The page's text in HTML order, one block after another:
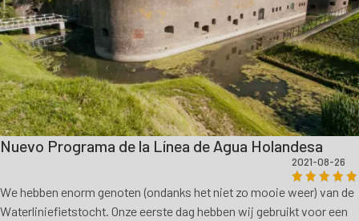
Nuevo Programa de la Línea de Agua Holandesa
2021-08-26
We hebben enorm genoten (ondanks het niet zo mooie weer) van de
Waterliniefietstocht. Onze eerste dag hebben wij gebruikt voor een